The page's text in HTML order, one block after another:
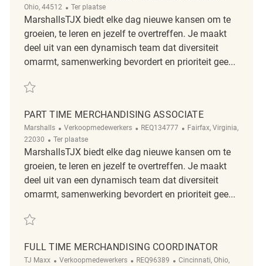
Ohio, 44512
Afgelegen
Ter plaatse
MarshallsTJX biedt elke dag nieuwe kansen om te
groeien, te leren en jezelf te overtreffen. Je maakt
deel uit van een dynamisch team dat diversiteit
omarmt, samenwerking bevordert en prioriteit gee...
Redden PART TIME MERCHANDISING ASSOCIATE REQ136586
PART TIME MERCHANDISING ASSOCIATE
Marshalls Categorie
Verkoopmedewerkers ReqId
REQ134777 Plaats
Fairfax, Virginia,
22030
Afgelegen
Ter plaatse
MarshallsTJX biedt elke dag nieuwe kansen om te
groeien, te leren en jezelf te overtreffen. Je maakt
deel uit van een dynamisch team dat diversiteit
omarmt, samenwerking bevordert en prioriteit gee...
Redden Part time Merchandising Associate REQ134777
FULL TIME MERCHANDISING COORDINATOR
TJ Maxx Categorie
Verkoopmedewerkers ReqId
REQ96389 Plaats
Cincinnati, Ohio,